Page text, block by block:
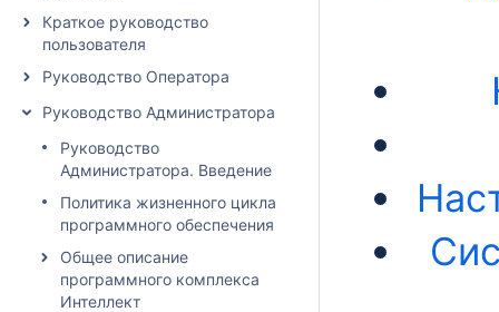
Краткое руководство
пользователя
Руководство Оператора
Руководство Администратора
Руководство
Администратора. Введение
Политика жизненного цикла
программного обеспечения
Общее описание
программного комплекса
Интеллект